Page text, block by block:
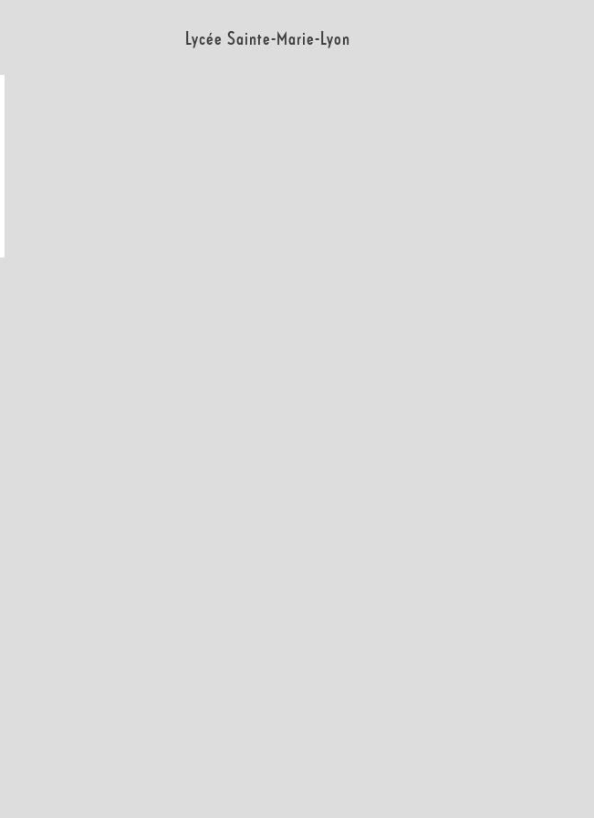
Lycée Sainte-Marie-Lyon